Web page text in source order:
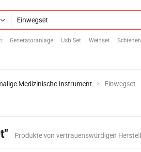
Generatoranlage Usb Set Weinset
Medizinische Instrument Einwegset
Produkte von vertrauenswürdigen